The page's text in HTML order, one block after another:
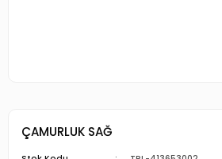
ÇAMURLUK SAĞ